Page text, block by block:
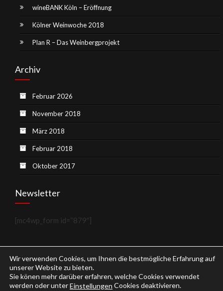
wineBANK Köln – Eröffnung
Kölner Weinwoche 2018
Plan R – Das Weinbergprojekt
Archiv
Februar 2026
November 2018
März 2018
Februar 2018
Oktober 2017
Newsletter
[mc4wp_form id=“879″]
Wir verwenden Cookies, um Ihnen die bestmögliche Erfahrung auf
unserer Website zu bieten.
Sie könen mehr darüber erfahren, welche Cookies verwendet
werden oder unterEinstellungen Cookies deaktivieren.